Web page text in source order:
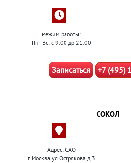
Режим работы:
Пн–Вс: с 9:00 до 21:00
Записаться +7 (495)
СОКОЛ
Адрес: САО
г. Москва ул.Острякова д.3